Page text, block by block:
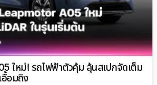
ใหม่! รถไฟฟ้าตัวคุ้ม ลุ้นสเปกจัดเต็ม
อื้อมถึง